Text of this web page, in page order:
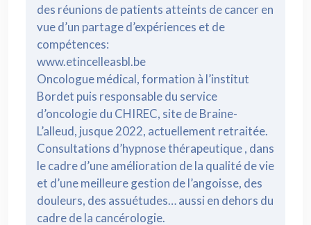
des réunions de patients atteints de cancer en
vue d’un partage d’expériences et de
compétences:
www.etincelleasbl.be
Oncologue médical, formation à l’institut
Bordet puis responsable du service
d’oncologie du CHIREC, site de Braine-
L’alleud, jusque 2022, actuellement retraitée.
Consultations d’hypnose thérapeutique , dans
le cadre d’une amélioration de la qualité de vie
et d’une meilleure gestion de l’angoisse, des
douleurs, des assuétudes… aussi en dehors du
cadre de la cancérologie.